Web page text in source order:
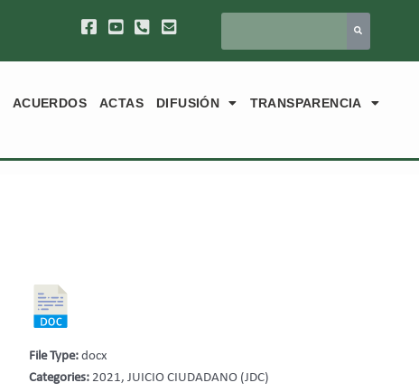
ACUERDOS ACTAS DIFUSIÓN TRANSPARENCIA
File Type:docx
Categories:2021, JUICIO CIUDADANO (JDC)